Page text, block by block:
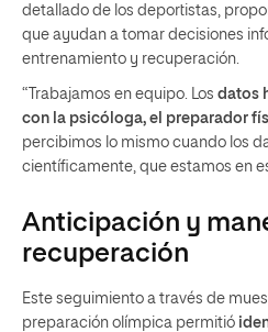
detallado de los deportistas,
que ayudan a tomar decisiones
entrenamiento y recuperación.
“Trabajamos en equipo. Los datos
con la psicóloga, el preparador
percibimos lo mismo cuando los
científicamente, que estamos en
Anticipación y
recuperación
Este seguimiento a través de
preparación olímpica permitió